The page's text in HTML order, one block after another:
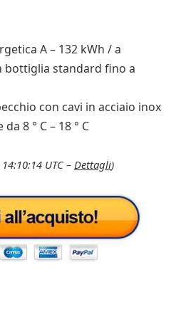
A – 132 kWh / a
bottiglia standard fino a
con cavi in acciaio inox
8 ° C – 18 ° C
UTC – Dettagli)